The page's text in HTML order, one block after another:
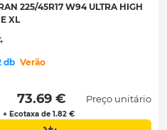
225/45R17 W94 ULTRA HIGH
XL
db Verão
73.69 €
+ Ecotaxa de 1.82 €
Preço unitário